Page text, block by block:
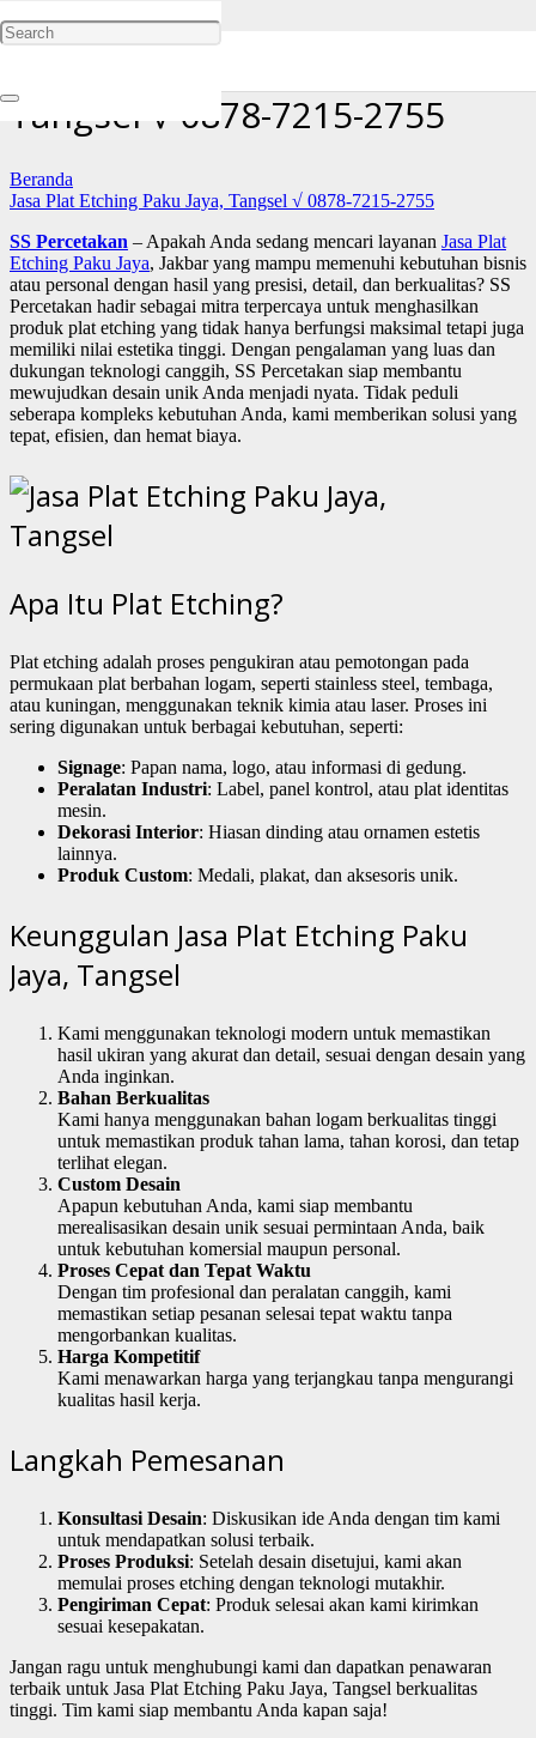
Tangsel √ 0878-7215-2755
Beranda
Jasa Plat Etching Paku Jaya, Tangsel √ 0878-7215-2755
SS Percetakan – Apakah Anda sedang mencari layanan Jasa Plat
Etching Paku Jaya, Jakbar yang mampu memenuhi kebutuhan bisnis
atau personal dengan hasil yang presisi, detail, dan berkualitas? SS
Percetakan hadir sebagai mitra terpercaya untuk menghasilkan
produk plat etching yang tidak hanya berfungsi maksimal tetapi juga
memiliki nilai estetika tinggi. Dengan pengalaman yang luas dan
dukungan teknologi canggih, SS Percetakan siap membantu
mewujudkan desain unik Anda menjadi nyata. Tidak peduli
seberapa kompleks kebutuhan Anda, kami memberikan solusi yang
tepat, efisien, dan hemat biaya.
Apa Itu Plat Etching?
Plat etching adalah proses pengukiran atau pemotongan pada
permukaan plat berbahan logam, seperti stainless steel, tembaga,
atau kuningan, menggunakan teknik kimia atau laser. Proses ini
sering digunakan untuk berbagai kebutuhan, seperti:
Signage: Papan nama, logo, atau informasi di gedung.
Peralatan Industri: Label, panel kontrol, atau plat identitas
mesin.
Dekorasi Interior: Hiasan dinding atau ornamen estetis
lainnya.
Produk Custom: Medali, plakat, dan aksesoris unik.
Keunggulan Jasa Plat Etching Paku
Jaya, Tangsel
Kami menggunakan teknologi modern untuk memastikan
hasil ukiran yang akurat dan detail, sesuai dengan desain yang
Anda inginkan.
Bahan Berkualitas
Kami hanya menggunakan bahan logam berkualitas tinggi
untuk memastikan produk tahan lama, tahan korosi, dan tetap
terlihat elegan.
Custom Desain
Apapun kebutuhan Anda, kami siap membantu
merealisasikan desain unik sesuai permintaan Anda, baik
untuk kebutuhan komersial maupun personal.
Proses Cepat dan Tepat Waktu
Dengan tim profesional dan peralatan canggih, kami
memastikan setiap pesanan selesai tepat waktu tanpa
mengorbankan kualitas.
Harga Kompetitif
Kami menawarkan harga yang terjangkau tanpa mengurangi
kualitas hasil kerja.
Langkah Pemesanan
Konsultasi Desain: Diskusikan ide Anda dengan tim kami
untuk mendapatkan solusi terbaik.
Proses Produksi: Setelah desain disetujui, kami akan
memulai proses etching dengan teknologi mutakhir.
Pengiriman Cepat: Produk selesai akan kami kirimkan
sesuai kesepakatan.
Jangan ragu untuk menghubungi kami dan dapatkan penawaran
terbaik untuk Jasa Plat Etching Paku Jaya, Tangsel berkualitas
tinggi. Tim kami siap membantu Anda kapan saja!